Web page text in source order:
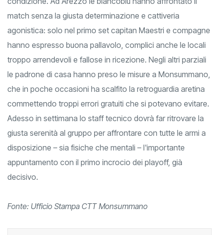
match senza la giusta determinazione e cattiveria
agonistica: solo nel primo set capitan Maestri e compagne
hanno espresso buona pallavolo, complici anche le locali
troppo arrendevoli e fallose in ricezione. Negli altri parziali
le padrone di casa hanno preso le misure a Monsummano,
che in poche occasioni ha scalfito la retroguardia aretina
commettendo troppi errori gratuiti che si potevano evitare.
Adesso in settimana lo staff tecnico dovrà far ritrovare la
giusta serenità al gruppo per affrontare con tutte le armi a
disposizione – sia fisiche che mentali – l'importante
appuntamento con il primo incrocio dei playoff, già
decisivo.
Fonte: Ufficio Stampa CTT Monsummano